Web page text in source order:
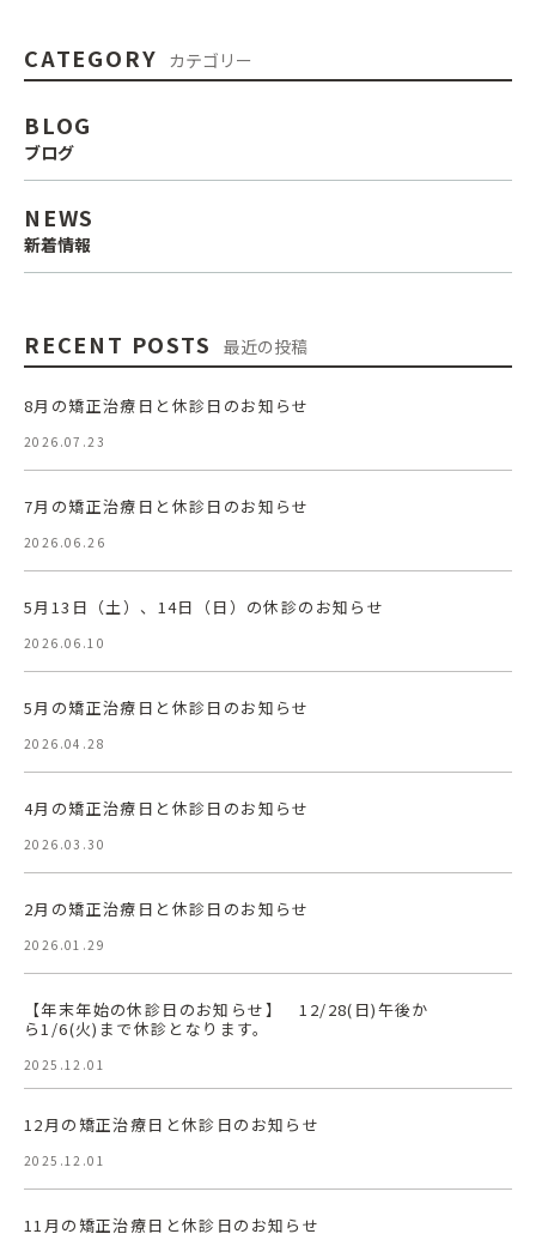
CATEGORY カテゴリー
BLOG
ブログ
NEWS
新着情報
RECENT POSTS 最近の投稿
8月の矯正治療日と休診日のお知らせ
2026.07.23
7月の矯正治療日と休診日のお知らせ
2026.06.26
5月13日（土）、14日（日）の休診のお知らせ
2026.06.10
5月の矯正治療日と休診日のお知らせ
2026.04.28
4月の矯正治療日と休診日のお知らせ
2026.03.30
2月の矯正治療日と休診日のお知らせ
2026.01.29
【年末年始の休診日のお知らせ】 12/28(日)午後か
ら1/6(火)まで休診となります。
2025.12.01
12月の矯正治療日と休診日のお知らせ
2025.12.01
11月の矯正治療日と休診日のお知らせ